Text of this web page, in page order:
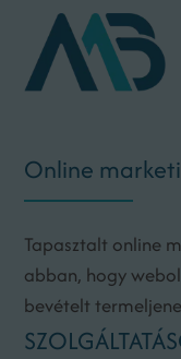
Online
Tapasztalt online
abban, hogy
bevételt